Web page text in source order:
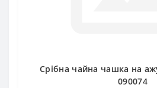
Срібна чайна чашка на
090074